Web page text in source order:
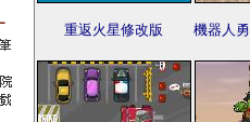
重返火星修改版 機器人